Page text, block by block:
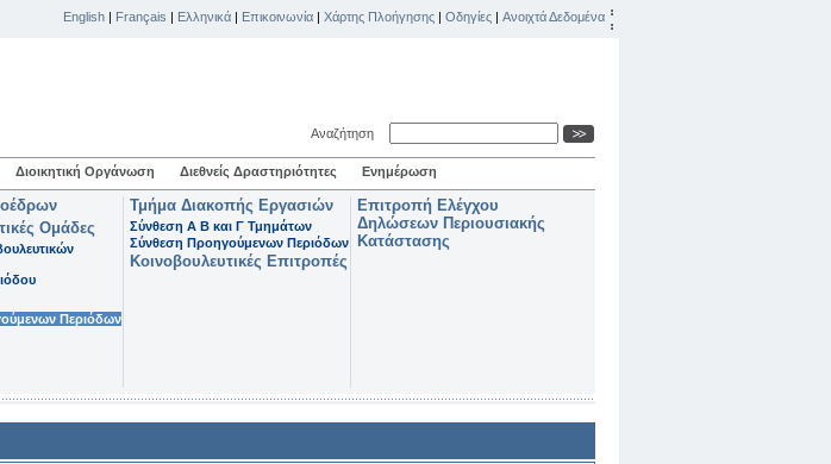
English | Français | Ελληνικά | Επικοινωνία | Χάρτης Πλοήγησης | Οδηγίες | Ανοιχτά Δεδομένα
Αναζήτηση
Διοικητική Οργάνωση Διεθνείς Δραστηριότητες Ενημέρωση
Ομάδες
Περιόδων
Τμήμα Διακοπής Εργασιών
Σύνθεση Α Β και Γ Τμημάτων
Σύνθεση Προηγούμενων Περιόδων
Κοινοβουλευτικές Επιτροπές
Επιτροπή Ελέγχου
Δηλώσεων Περιουσιακής
Κατάστασης